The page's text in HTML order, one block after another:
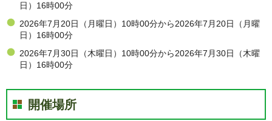
日）16時00分
2026年7月20日（月曜日）10時00分から2026年7月20日（月曜
日）16時00分
2026年7月30日（木曜日）10時00分から2026年7月30日（木曜
日）16時00分
開催場所